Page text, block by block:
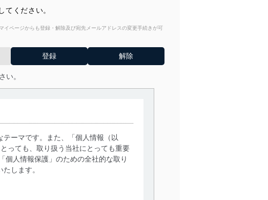
ください。
ページからも登録・解除及び宛先メールアドレスの変更手続きが可
い。
ーマです。また、「個人情報（以
っても、取り扱う当社にとっても重要
個人情報保護」のための全社的な取り
します。